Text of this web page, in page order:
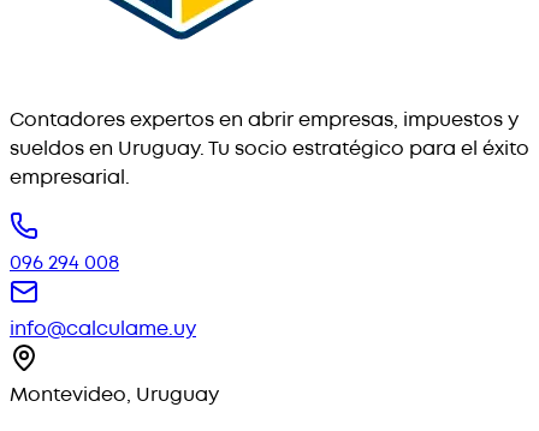
Contadores expertos en abrir empresas, impuestos y
sueldos en Uruguay. Tu socio estratégico para el éxito
empresarial.
096 294 008
info@calculame.uy
Montevideo, Uruguay